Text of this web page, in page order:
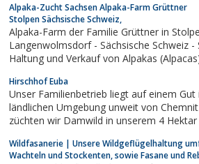
Alpaka-Zucht Sachsen Alpaka-Farm Grüttner
Stolpen Sächsische Schweiz,
Alpaka-Farm der Familie Grüttner in Stolpen,
Langenwolmsdorf - Sächsische Schweiz -
Haltung und Verkauf von Alpakas
Hirschhof Euba
Unser Familienbetrieb liegt auf einem Gut
ländlichen Umgebung unweit von
züchten wir Damwild in unserem 4
Wildfasanerie | Unsere Wildgeflügelhaltung
Wachteln und Stockenten, sowie Fasane und